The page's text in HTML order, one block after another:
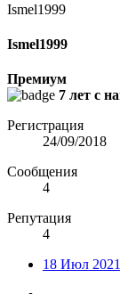
Ismel1999
Ismel1999
Премиум
7 лет с
Регистрация
24/09/2018
Сообщения
4
Репутация
4
18 Июл 2021